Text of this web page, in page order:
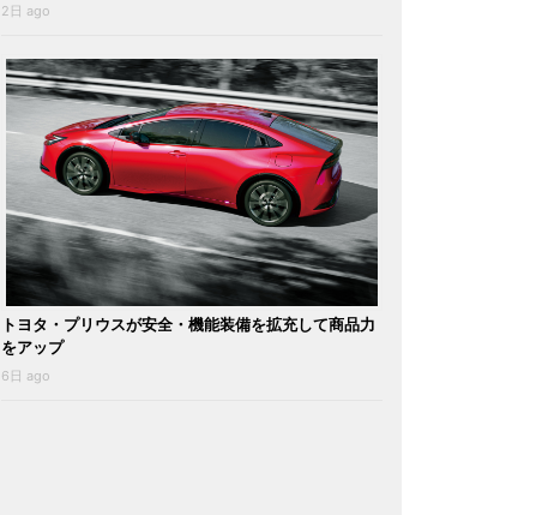
2日 ago
トヨタ・プリウスが安全・機能装備を拡充して商品力
をアップ
6日 ago